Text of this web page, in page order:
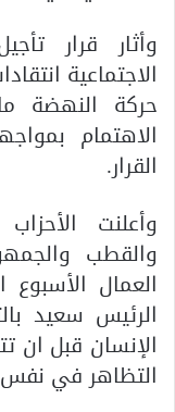
وأثار قرار
الاجتماعية
حركة النهضة
الاهتمام
القرار.
وأعلنت
والقطب
العمال
الرئيس سعيد
الإنسان قبل ان
التظاهر في نفس